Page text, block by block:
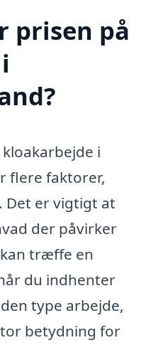
prisen på
i
flere faktorer,
Det er vigtigt at
der påvirker
træffe en
du indhenter
type arbejde,
betydning for